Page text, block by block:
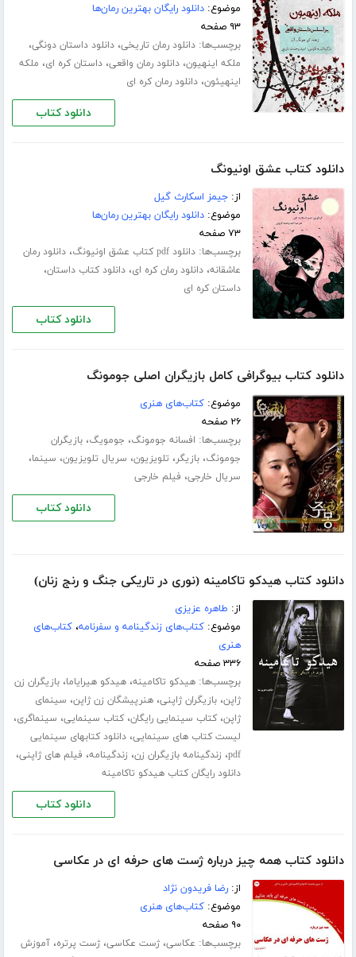
موضوع:دانلود رایگان بهترین رمان‌ها
۹۳ صفحه
برچسب‌ها:دانلود رمان تاریخی،دانلود داستان دونگی،
ملکه اینهیون،دانلود رمان واقعی،داستان کره ای، ملکه
اینهیئون،دانلود رمان کره ای
دانلود کتاب
دانلود کتاب عشق اونیونگ
از:جیمز اسکارث گیل
موضوع:دانلود رایگان بهترین رمان‌ها
۷۳ صفحه
برچسب‌ها:دانلود pdf کتاب عشق اونیونگ ،دانلود رمان
عاشقانه،دانلود رمان کره ای،دانلود کتاب داستان،
داستان کره ای
دانلود کتاب
دانلود کتاب بیوگرافی کامل بازیگران اصلی جومونگ
موضوع:کتاب‌های هنری
۲۶ صفحه
برچسب‌ها: افسانه جومونگ، جومویگ،بازیگران
جومونگ،بازیگر، تلویزیون، سریال تلویزیون، سینما،
سریال خارجی، فیلم خارجی
دانلود کتاب
دانلود کتاب هیدکو تاکامینه (نوری در تاریکی جنگ و رنج زنان)
از: طاهره عزیزی
موضوع:کتاب‌های زندگینامه و سفرنامه،کتاب‌های
هنری
۳۳۶ صفحه
برچسب‌ها:هیدکو تاکامینه،هیدکو هیرایاما،بازیگران زن
ژاپن،بازیگران ژاپنی،هنرپیشگان زن ژاپن، سینمای
ژاپن،کتاب سینمایی رایگان،کتاب سینمایی، سینماگری،
لیست کتاب های سینمایی،دانلود کتابهای سینمایی
pdf، زندگینامه بازیگران زن، زندگینامه، فیلم های ژاپنی،
دانلود رایگان کتاب هیدکو تاکامینه
دانلود کتاب
دانلود کتاب همه چیز درباره ژست های حرفه ای در عکاسی
از:رضا فریدون نژاد
موضوع:کتاب‌های هنری
۹۰ صفحه
برچسب‌ها: عکاسی،ژست عکاسی،ژست پرتره،آموزش